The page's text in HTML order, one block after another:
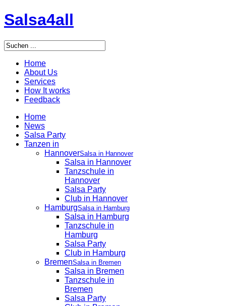
Salsa4all
Home
About Us
Services
How It works
Feedback
Home
News
Salsa Party
Tanzen in
HannoverSalsa in Hannover
Salsa in Hannover
Tanzschule in
Hannover
Salsa Party
Club in Hannover
HamburgSalsa in Hamburg
Salsa in Hamburg
Tanzschule in
Hamburg
Salsa Party
Club in Hamburg
BremenSalsa in Bremen
Salsa in Bremen
Tanzschule in
Bremen
Salsa Party